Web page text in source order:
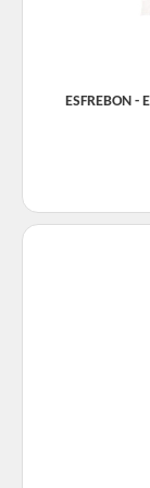
ESFREBON -